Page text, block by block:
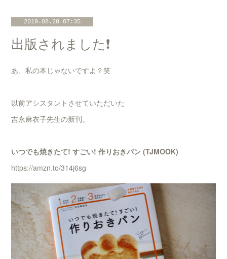
2019.08.28 07:35
出版されました❗️
あ、私の本じゃないですよ？笑
以前アシスタントさせていただいた
吉永麻衣子先生の新刊。
いつでも焼きたて! すごい! 作りおきパン (TJMOOK)
https://amzn.to/314j6sg